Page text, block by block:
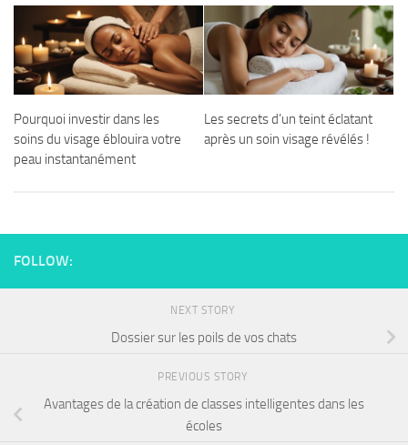
Pourquoi investir dans les
soins du visage éblouira votre
peau instantanément
Les secrets d’un teint éclatant
après un soin visage révélés !
FOLLOW:
NEXT STORY
Dossier sur les poils de vos chats
PREVIOUS STORY
Avantages de la création de classes intelligentes dans les
écoles